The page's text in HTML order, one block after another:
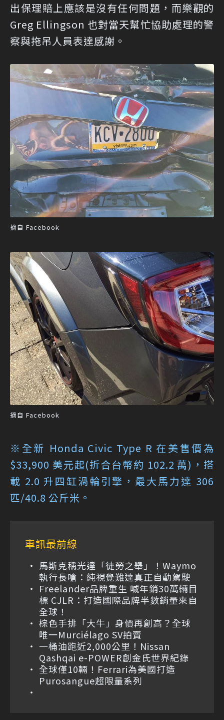
出保理賠上應該是沒有任何問題，而樂觀的
Greg Ellingson 也對當天幫忙協助處理的警
察與拖吊人員表達感謝。
摘自 Facebook
摘自 Facebook
※全新 Honda Civic Type R 在美售價為
$33,900 美元起(折合台幣約 102.2 萬)，搭
載 2.0 升四缸渦輪引擎，最大馬力達 306
匹/40.8 公斤米。
車訊最前線
馬斯克稱光達「徒勞之舉」！Waymo
執行長嗆：純視覺難達真正自動駕駛
Freelander品牌重生 喊年銷30萬輛目
標 CJLR：打造國際品牌半數銷量來自
全球！
棕色手排「大牛」身價再創高？全球
唯一Murciélago SV拍賣
一桶油跑近2,000公里！Nissan
Qashqai e-POWER創金氏世界紀錄
全球僅10輛！Ferrari為美國打造
Purosangue超限量系列